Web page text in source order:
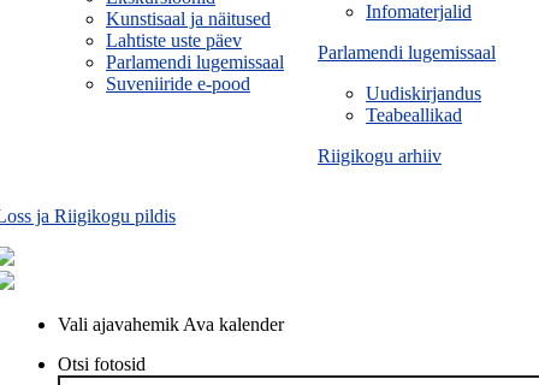
Infomaterjalid
Parlamendi lugemissaal
Uudiskirjandus
Teabeallikad
Riigikogu arhiiv
Kunstisaal ja näitused
Lahtiste uste päev
Parlamendi lugemissaal
Suveniiride e-pood
ja Riigikogu pildis
Vali ajavahemik Ava kalender
Otsi fotosid